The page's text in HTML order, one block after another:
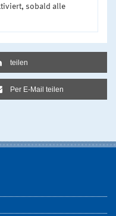
sobald alle
teilen
Per E-Mail teilen